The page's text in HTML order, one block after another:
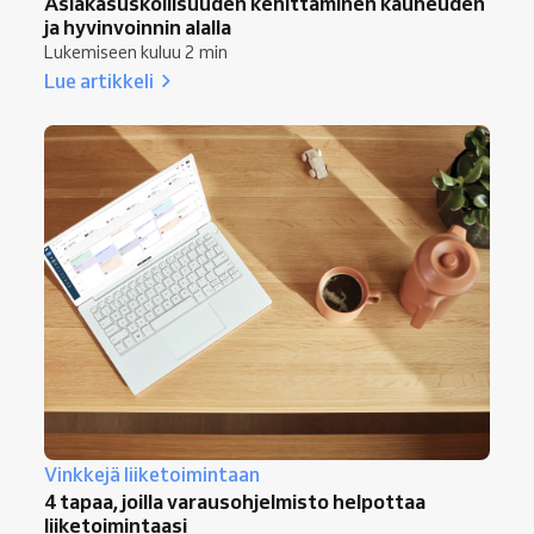
ja hyvinvoinnin alalla
Lukemiseen kuluu 2 min
Lue artikkeli
Vinkkejä liiketoimintaan
4 tapaa, joilla varausohjelmisto helpottaa
liiketoimintaasi